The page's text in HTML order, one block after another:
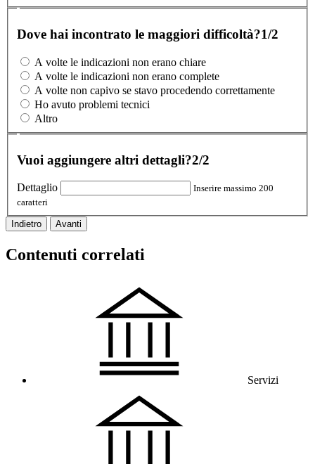
Dove hai incontrato le maggiori difficoltà?1/2
A volte le indicazioni non erano chiare
A volte le indicazioni non erano complete
A volte non capivo se stavo procedendo correttamente
Ho avuto problemi tecnici
Altro
Vuoi aggiungere altri dettagli?2/2
Dettaglio
Inserire massimo 200
caratteri
Indietro Avanti
Contenuti correlati
Servizi